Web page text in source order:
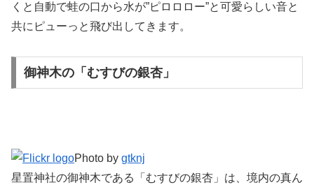
くと自動で蛙の口から水が”ピロロロー”と可愛らしい音と
共にピューっと飛び出してきます。
御神木の「むすびの銀杏」
Photo by gtknj
星置神社の御神木である「むすびの銀杏」は、境内の真ん